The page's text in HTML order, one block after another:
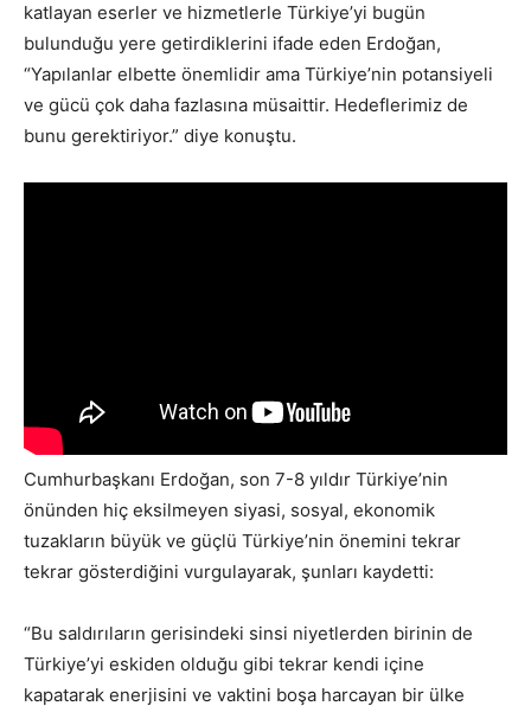
katlayan eserler ve hizmetlerle Türkiye’yi bugün
bulunduğu yere getirdiklerini ifade eden Erdoğan,
“Yapılanlar elbette önemlidir ama Türkiye’nin potansiyeli
ve gücü çok daha fazlasına müsaittir. Hedeflerimiz de
bunu gerektiriyor.” diye konuştu.
Cumhurbaşkanı Erdoğan, son 7-8 yıldır Türkiye’nin
önünden hiç eksilmeyen siyasi, sosyal, ekonomik
tuzakların büyük ve güçlü Türkiye’nin önemini tekrar
tekrar gösterdiğini vurgulayarak, şunları kaydetti:
“Bu saldırıların gerisindeki sinsi niyetlerden birinin de
Türkiye’yi eskiden olduğu gibi tekrar kendi içine
kapatarak enerjisini ve vaktini boşa harcayan bir ülke